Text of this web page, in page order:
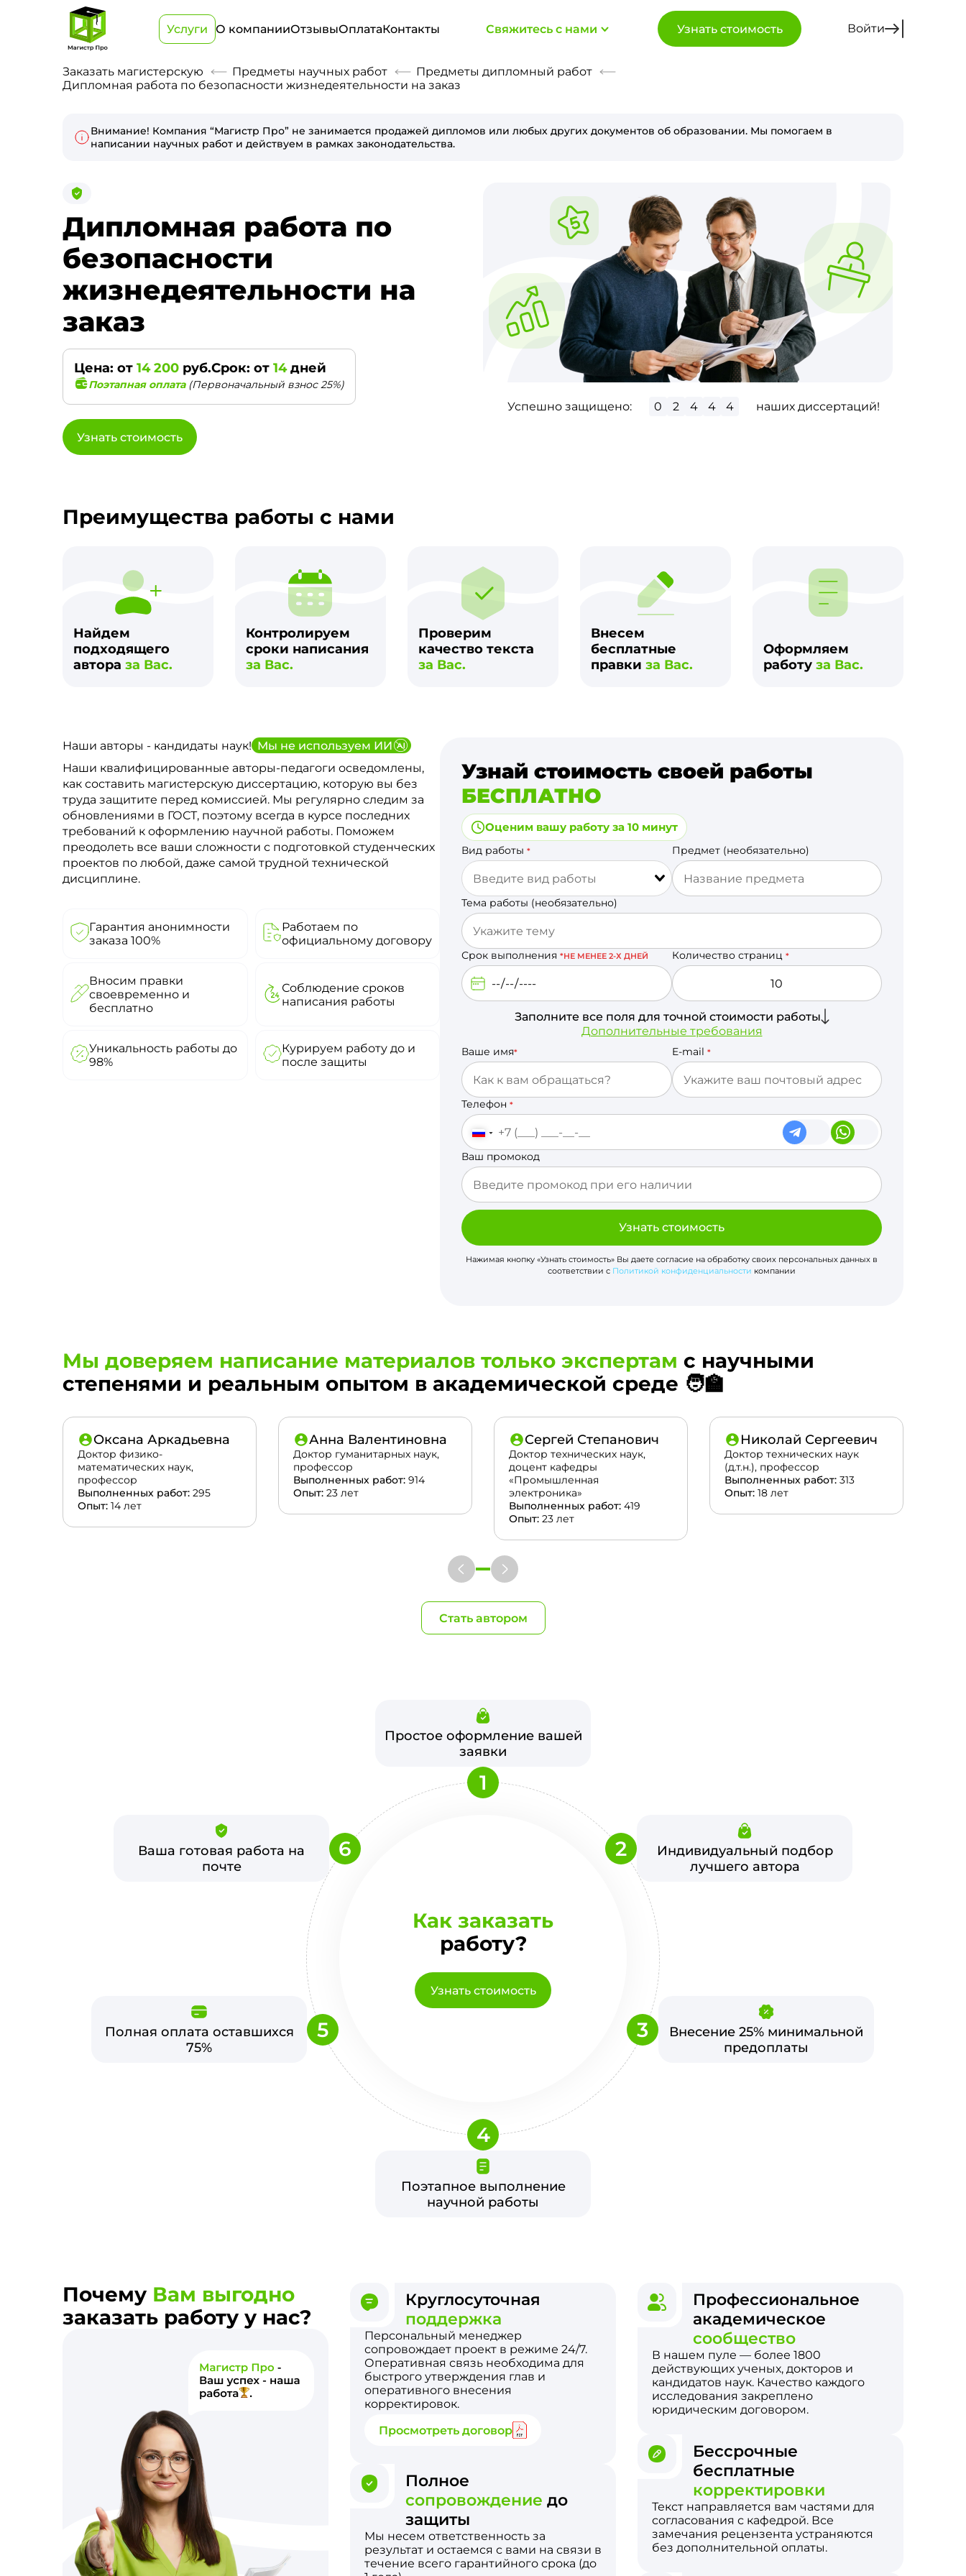
Услуги О компанииОтзывыОплатаКонтакты Свяжитесь с нами Узнать стоимость Войти
Заказать магистерскую Предметы научных работ
Предметы дипломный работ
Дипломная работа по безопасности жизнедеятельности на заказ
Внимание! Компания “Магистр Про” не занимается продажей дипломов или любых других документов об образовании. Мы помогаем в
написании научных работ и действуем в рамках законодательства.
Дипломная работа по
безопасности
жизнедеятельности на
заказ
Цена: от 14 200 руб.Срок: от 14дней
Поэтапная оплата(Первоначальный взнос 25%)
Узнать стоимость
Успешно защищено: 4
8
8
2
0 наших диссертаций!
Преимущества работы с нами
Найдем
подходящего
автора за Вас.
Контролируем
сроки написания
за Вас.
Проверим
качество текста
за Вас.
Внесем
бесплатные
правки за Вас.
Оформляем
работу за Вас.
Наши авторы - кандидаты наук! Мы не используем ИИ
Наши квалифицированные авторы-педагоги осведомлены,
как составить магистерскую диссертацию, которую вы без
труда защитите перед комиссией. Мы регулярно следим за
обновлениями в ГОСТ, поэтому всегда в курсе последних
требований к оформлению научной работы. Поможем
преодолеть все ваши сложности с подготовкой студенческих
проектов по любой, даже самой трудной технической
дисциплине.
Гарантия анонимности
заказа 100%
Работаем по
официальному договору
Вносим правки
своевременно и
бесплатно
Соблюдение сроков
написания работы
Уникальность работы до
98%
Курируем работу до и
после защиты
Узнай стоимость своей работы
БЕСПЛАТНО
Оценим вашу работу за 10 минут
Вид работы * Предмет (необязательно)
Тема работы (необязательно)
Срок выполнения *НЕ МЕНЕЕ 2-Х ДНЕЙ Количество страниц *
Заполните все поля для точной стоимости работы
Дополнительные требования
Ваше имя* E-mail *
Телефон *
Ваш промокод
Узнать стоимость
Нажимая кнопку «Узнать стоимость» Вы даете согласие на обработку своих персональных данных в
соответствии с Политикой конфиденциальности компании
Мы доверяем написание материалов только экспертам с научными
степенями и реальным опытом в академической среде 🧑‍🏫
Оксана Аркадьевна
Доктор физико-
математических наук,
профессор
Выполненных работ: 295
Опыт: 14 лет
Анна Валентиновна
Доктор гуманитарных наук,
профессор
Выполненных работ: 914
Опыт: 23 лет
Сергей Степанович
Доктор технических наук,
доцент кафедры
«Промышленная
электроника»
Выполненных работ: 419
Опыт: 23 лет
Николай Сергеевич
Доктор технических наук
(д.т.н.), профессор
Выполненных работ: 313
Опыт: 18 лет
Стать автором
Как заказать
работу?
Узнать стоимость
Простое оформление вашей
заявки
1
Индивидуальный подбор
лучшего автора
2
Внесение 25% минимальной
предоплаты
3
Поэтапное выполнение
научной работы
4
Полная оплата оставшихся
75%
5
Ваша готовая работа на
почте
6
Почему Вам выгодно
заказать работу у нас?
Круглосуточная
поддержка
Персональный менеджер
сопровождает проект в режиме 24/7.
Оперативная связь необходима для
быстрого утверждения глав и
оперативного внесения
корректировок.
Просмотреть договор
Полное
сопровождение до
защиты
Мы несем ответственность за
результат и остаемся с вами на связи в
течение всего гарантийного срока (до
Профессиональное
академическое
сообщество
В нашем пуле — более 1800
действующих ученых, докторов и
кандидатов наук. Качество каждого
исследования закреплено
юридическим договором.
Бессрочные
бесплатные
корректировки
Текст направляется вам частями для
согласования с кафедрой. Все
замечания рецензента устраняются
без дополнительной оплаты.